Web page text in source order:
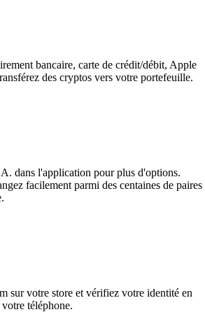
bancaire, carte de crédit/débit, Apple
des cryptos vers votre portefeuille.
dans l'application pour plus d'options.
facilement parmi des centaines de paires
sur votre store et vérifiez votre identité en
téléphone.